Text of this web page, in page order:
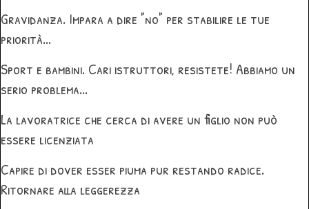
Gravidanza. Impara a dire "no" per stabilire le tue
priorità...
Sport e bambini. Cari istruttori, resistete! Abbiamo un
serio problema...
La lavoratrice che cerca di avere un figlio non può
essere licenziata
Capire di dover esser piuma pur restando radice.
Ritornare alla leggerezza